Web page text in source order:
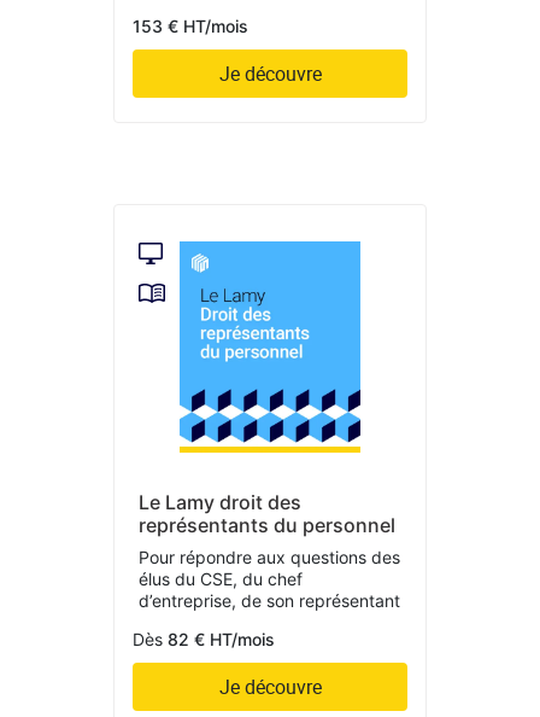
153 € HT/mois
Je découvre
Le Lamy droit des
représentants du personnel
Pour répondre aux questions des
élus du CSE, du chef
d’entreprise, de son représentant
Dès 82 € HT/mois
Je découvre